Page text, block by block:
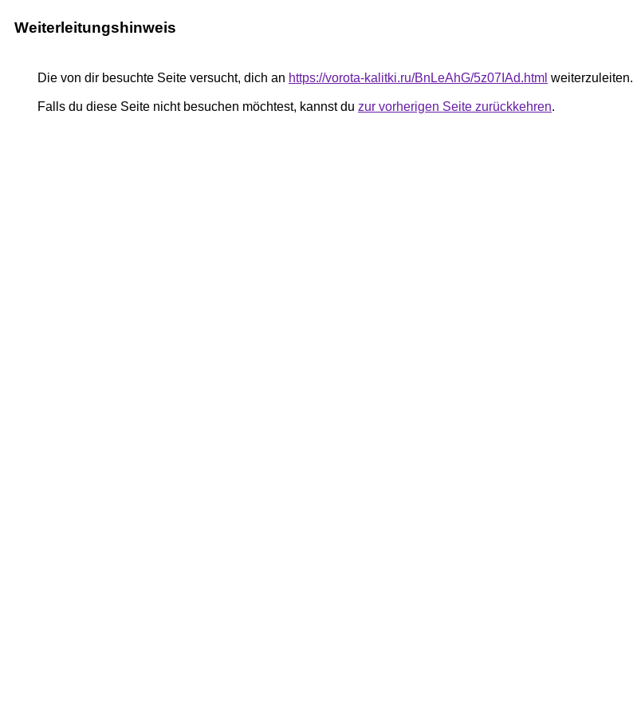
Weiterleitungshinweis
Die von dir besuchte Seite versucht, dich an https://vorota-kalitki.ru/BnLeAhG/5z07IAd.html weiterzuleiten.
Falls du diese Seite nicht besuchen möchtest, kannst du zur vorherigen Seite zurückkehren.